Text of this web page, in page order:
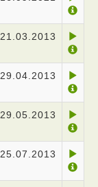
21.03.2013
29.04.2013
29.05.2013
25.07.2013